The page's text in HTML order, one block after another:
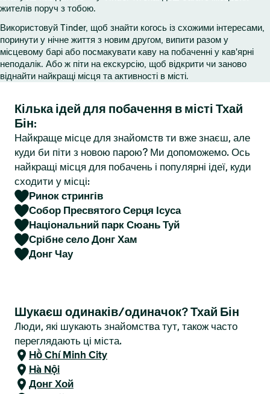
а
T
i
n
r
жителів поруч з тобою.
Використовуй Tinder, щоб знайти когось із схожими інтересами,
поринути у нічне життя з новим другом, випити разом у
місцевому барі або посмакувати каву на побаченні у кав'ярні
неподалік. Або ж піти на екскурсію, щоб відкрити чи заново
віднайти найкращі місця та активності в місті.
Кілька ідей для побачення в місті Тхай
Бін:
Найкраще місце для знайомств ти вже знаєш, але
куди би піти з новою парою? Ми допоможемо. Ось
найкращі місця для побачень і популярні ідеї, куди
сходити у місці:
Ринок стрингів
Собор Пресвятого Серця Ісуса
Національний парк Сюань Туй
Срібне село Донг Хам
Донг Чау
Шукаєш одинаків/одиначок? Тхай Бін
Люди, які шукають знайомства тут, також часто
переглядають ці міста.
Hồ Chí Minh City
Hà Nội
Донг Хой